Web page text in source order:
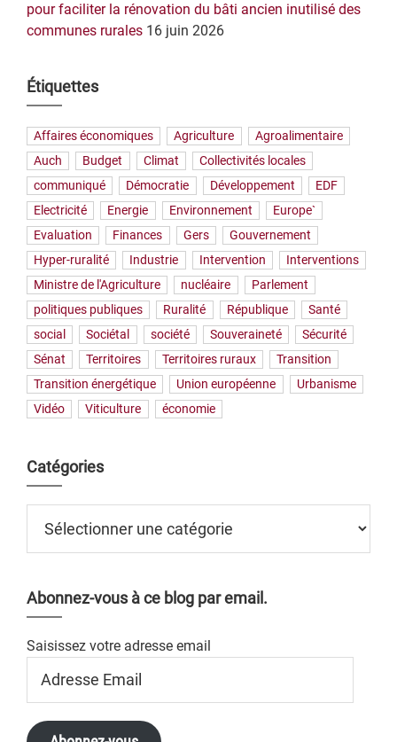
pour faciliter la rénovation du bâti ancien inutilisé des
communes rurales 16 juin 2026
Étiquettes
Affaires économiques Agriculture
Agroalimentaire
Auch
Budget Climat
Collectivités locales
communiqué
Démocratie Développement
EDF
Electricité
Energie Environnement
Europe`
Evaluation
Finances Gers
Gouvernement
Hyper-ruralité
Industrie Intervention
Interventions
Ministre de l'Agriculture
nucléaire
Parlement
politiques publiques
Ruralité République
Santé
social
Sociétal société Souveraineté
Sécurité
Sénat
Territoires Territoires ruraux
Transition
Transition énergétique
Union européenne
Urbanisme
Vidéo
Viticulture économie
Catégories
Abonnez-vous à ce blog par email.
Saisissez votre adresse email
Email